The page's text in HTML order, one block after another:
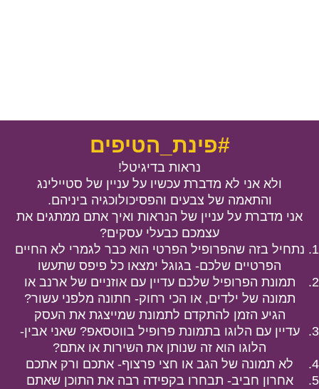
#פינת_הטיפים
נראות בדיגיטל!
ולא אני לא מדברת עכשיו על עניין של סטיילינג
והתאמה של צבעים והפסיכולוכגיה ביניהם.
אני מדברת על עניין של הנראות ואיך אתם ממתגים את
עצמכם כבעלי עסקים?
נתחיל בזה שהפרופיל הפרטי הוא כבר לגמרי לא החיים
הפרטיים שלכם- בגוגל ימצאו כל פיפס שתעשו
תמונת הפרופיל שלכם עדיין עם אוזניים של ארנב או
תמונה של ילדים, או הכי רחוק- חתונה מלפני עשור?
הגיע הזמן להתקדם לתמונת שמייצגת את העסק
עדיין עם הלוגו בתמונת פרופיל בווטסאפ? שאני אבין-
הלוגו הוא זה שנותן את השירות או אתם?
לא תמונה של הגב או חצי פרצוף- אתכם ורק אתכם
אחרון חביב- תבחרו בקפידה רבה את התוכן שאתם